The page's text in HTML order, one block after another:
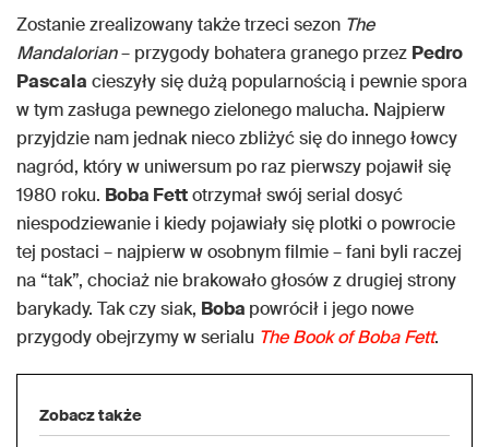
Zostanie zrealizowany także trzeci sezon The
Mandalorian– przygody bohatera granego przez Pedro
Pascala cieszyły się dużą popularnością i pewnie spora
w tym zasługa pewnego zielonego malucha. Najpierw
przyjdzie nam jednak nieco zbliżyć się do innego łowcy
nagród, który w uniwersum po raz pierwszy pojawił się
1980 roku. Boba Fettotrzymał swój serial dosyć
niespodziewanie i kiedy pojawiały się plotki o powrocie
tej postaci – najpierw w osobnym filmie – fani byli raczej
na “tak”, chociaż nie brakowało głosów z drugiej strony
barykady. Tak czy siak, Boba powrócił i jego nowe
przygody obejrzymy w serialu The Book of Boba Fett.
Zobacz także